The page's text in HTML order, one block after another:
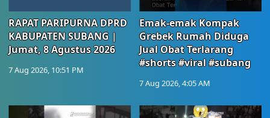
RAPAT PARIPURNA DPRD
KABUPATEN SUBANG |
Jumat, 8 Agustus 2026
7 Aug 2026, 10:51 PM
Emak-emak Kompak
Grebek Rumah Diduga
Jual Obat Terlarang
#shorts #viral #subang
7 Aug 2026, 4:05 AM